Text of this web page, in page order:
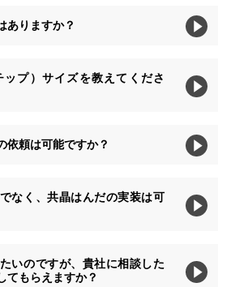
ありますか？
プ）サイズを教えてくださ
依頼は可能ですか？
なく、共晶はんだの実装は可
いのですが、貴社に相談した
てもらえますか？